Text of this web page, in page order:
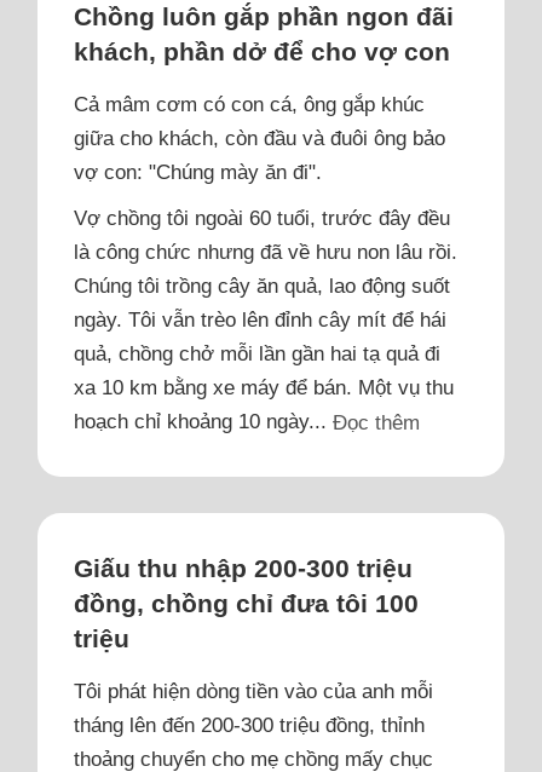
Chồng luôn gắp phần ngon đãi
khách, phần dở để cho vợ con
Cả mâm cơm có con cá, ông gắp khúc
giữa cho khách, còn đầu và đuôi ông bảo
vợ con: "Chúng mày ăn đi".
Vợ chồng tôi ngoài 60 tuổi, trước đây đều
là công chức nhưng đã về hưu non lâu rồi.
Chúng tôi trồng cây ăn quả, lao động suốt
ngày. Tôi vẫn trèo lên đỉnh cây mít để hái
quả, chồng chở mỗi lần gần hai tạ quả đi
xa 10 km bằng xe máy để bán. Một vụ thu
hoạch chỉ khoảng 10 ngày...Đọc thêm
Giấu thu nhập 200-300 triệu
đồng, chồng chỉ đưa tôi 100
triệu
Tôi phát hiện dòng tiền vào của anh mỗi
tháng lên đến 200-300 triệu đồng, thỉnh
thoảng chuyển cho mẹ chồng mấy chục